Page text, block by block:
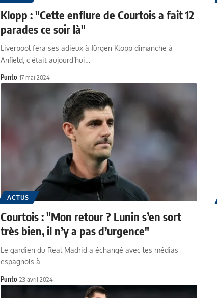
Klopp : "Cette enflure de Courtois a fait 12
parades ce soir là"
Liverpool fera ses adieux à Jürgen Klopp dimanche à
Anfield, c'était aujourd’hui…
Punto 17 mai 2024
ACTUS
Courtois : "Mon retour ? Lunin s’en sort
très bien, il n’y a pas d’urgence"
Le gardien du Real Madrid a échangé avec les médias
espagnols à…
Punto 23 avril 2024